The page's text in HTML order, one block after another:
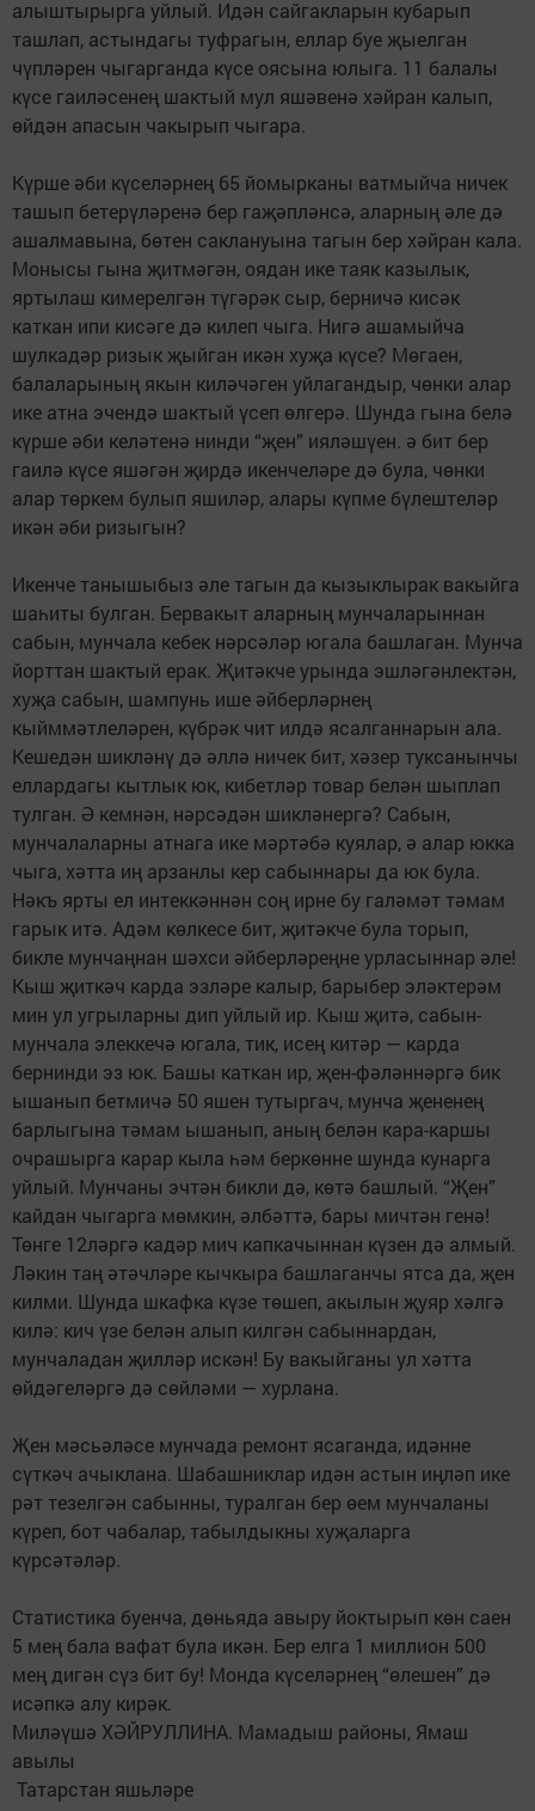
алыштырырга уйлый. Идән сайгакларын кубарып
ташлап, астындагы туфрагын, еллар буе җыелган
чүпләрен чыгарганда күсе оясына юлыга. 11 балалы
күсе гаиләсенең шактый мул яшәвенә хәйран калып,
өйдән апасын чакырып чыгара.
Күрше әби күселәрнең 65 йомырканы ватмыйча ничек
ташып бетерүлә­ре­нә бер гаҗәпләнсә, аларның әле дә
ашалмавына, бөтен саклануына тагын бер хәйран кала.
Монысы гына җитмәгән, оядан ике таяк казылык,
яртылаш кимерелгән түгәрәк сыр, берничә кисәк
каткан ипи кисәге дә килеп чыга. Нигә ашамыйча
шулкадәр ризык җыйган икән хуҗа күсе? Мөгаен,
балаларының якын киләчәген уйлагандыр, чөнки алар
ике атна эчендә шактый үсеп өлгерә. Шунда гына белә
күрше әби келәтенә нинди “җен” ияләшүен. ә бит бер
гаилә күсе яшәгән җирдә икенчеләре дә була, чөнки
алар төркем булып яшиләр, алары күпме бүлештеләр
икән әби ризыгын?
Икенче танышыбыз әле тагын да кызыклырак вакыйга
шаһиты булган. Бервакыт аларның мунчаларыннан
сабын, мунчала кебек нәрсәләр югала башлаган. Мунча
йорттан шактый ерак. Җитәкче урында эшләгәнлектән,
хуҗа сабын, шампунь ише әйберләрнең
кыйммәтлеләрен, күбрәк чит илдә ясалганнарын ала.
Кешедән шикләнү дә әллә ничек бит, хәзер туксанынчы
еллардагы кытлык юк, кибетләр товар белән шыплап
тулган. Ә кемнән, нәрсәдән шикләнергә? Сабын,
мунчалаларны атнага ике мәртәбә куялар, ә алар юкка
чыга, хәтта иң арзанлы кер сабыннары да юк була.
Нәкъ ярты ел интеккәннән соң ирне бу галәмәт тәмам
гарык итә. Адәм көлкесе бит, җи­тәк­че була торып,
бикле мунчаңнан шәхси әйберлә­реңне урласыннар әле!
Кыш җиткәч карда эзләре калыр, барыбер эләктерәм
мин ул угрыларны дип уйлый ир. Кыш җитә, сабын-
мунчала элеккечә югала, тик, исең китәр — карда
бернинди эз юк. Башы каткан ир, җен-фәләннәргә бик
ышанып бетмичә 50 яшен тутыргач, мунча җененең
барлыгына тәмам ышанып, аның белән кара-каршы
очрашырга карар кыла һәм беркөнне шунда кунарга
уйлый. Мунчаны эчтән бикли дә, көтә башлый. “Җен”
кайдан чыгарга мөмкин, әлбәттә, бары мичтән генә!
Төнге 12ләргә кадәр мич капкачыннан күзен дә алмый.
Ләкин таң әтәчләре кычкыра башлаганчы ятса да, җен
килми. Шунда шкафка күзе төшеп, акылын җуяр хәлгә
килә: кич үзе белән алып килгән сабыннардан,
мунчаладан җилләр искән! Бу вакыйганы ул хәтта
өйдәгеләргә дә сөйләми — хурлана.
Җен мәсьәләсе мунчада ремонт ясаганда, идәнне
сүткәч ачыклана. Шабашниклар идән астын иңләп ике
рәт тезелгән сабынны, туралган бер өем мунчаланы
күреп, бот чабалар, табылдыкны хуҗаларга
күрсәтәләр.
Статистика буенча, дөньяда авыру йоктырып көн саен
5 мең бала вафат була икән. Бер елга 1 миллион 500
мең дигән сүз бит бу! Монда күселәрнең “өлешен” дә
исәпкә алу кирәк.
Миләүшә ХӘЙРУЛЛИНА. Мамадыш районы, Ямаш
авылы
Татарстан яшьләре